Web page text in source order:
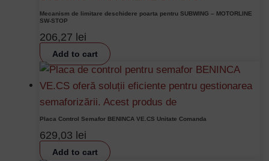
Mecanism de limitare deschidere poarta pentru SUBWING – MOTORLINE
SW-STOP
206,27 lei
Add to cart
Placa Control Semafor BENINCA VE.CS Unitate Comanda
629,03 lei
Add to cart